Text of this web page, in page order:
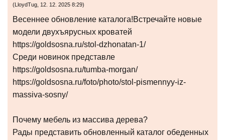
(LloydTug, 12. 12. 2025 8:29)
Весеннее обновление каталога!Встречайте новые
модели двухъярусных кроватей
https://goldsosna.ru/stol-dzhonatan-1/
Среди новинок представле
https://goldsosna.ru/tumba-morgan/
https://goldsosna.ru/foto/photo/stol-pismennyy-iz-
massiva-sosny/
Почему мебель из массива дерева?
Рады представить обновленный каталог обеденных